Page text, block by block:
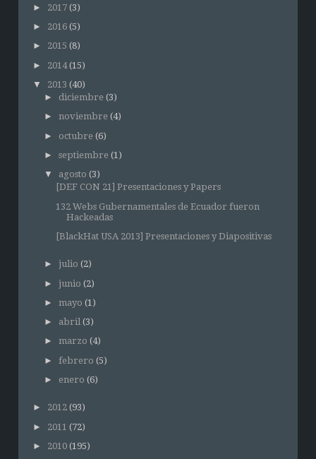
► 2017 (3)
► 2016 (5)
► 2015 (8)
► 2014 (15)
▼
2013 (40)
► diciembre (3)
► noviembre (4)
► octubre (6)
► septiembre (1)
▼
agosto (3)
[DEF CON 21] Presentaciones y Papers
132 Webs Gubernamentales de Ecuador fueron
Hackeadas
[BlackHat USA 2013] Presentaciones y Diapositivas
► julio (2)
► junio (2)
► mayo (1)
► abril (3)
► marzo (4)
► febrero (5)
► enero (6)
► 2012 (93)
► 2011 (72)
► 2010 (195)